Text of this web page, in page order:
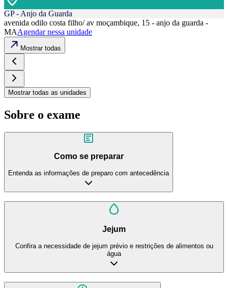
GP - Anjo da Guarda
avenida odilo costa filho/ av moçambique, 15 - anjo da guarda -
MAAgendar nessa unidade
Mostrar todas
Mostrar todas as unidades
Sobre o exame
Como se preparar
Entenda as informações de preparo com antecedência
Jejum
Confira a necessidade de jejum prévio e restrições de alimentos ou
água